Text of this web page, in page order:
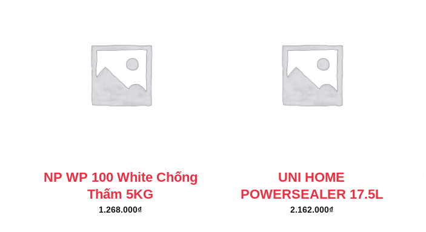
NP WP 100 White Chống
Thấm 5KG
1.268.000₫
UNI HOME
POWERSEALER 17.5L
2.162.000₫